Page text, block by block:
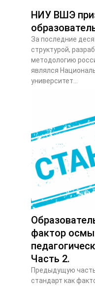
НИУ ВШЭ
За последние
структурой,
методологию
являлся
университет...
фактор
Часть 2.
Предыдущую
стандарт как